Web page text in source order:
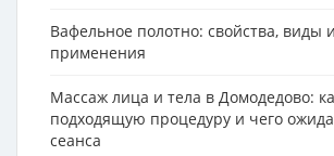
Вафельное полотно: свойства, виды
применения
Массаж лица и тела в Домодедово:
подходящую процедуру и чего
сеанса